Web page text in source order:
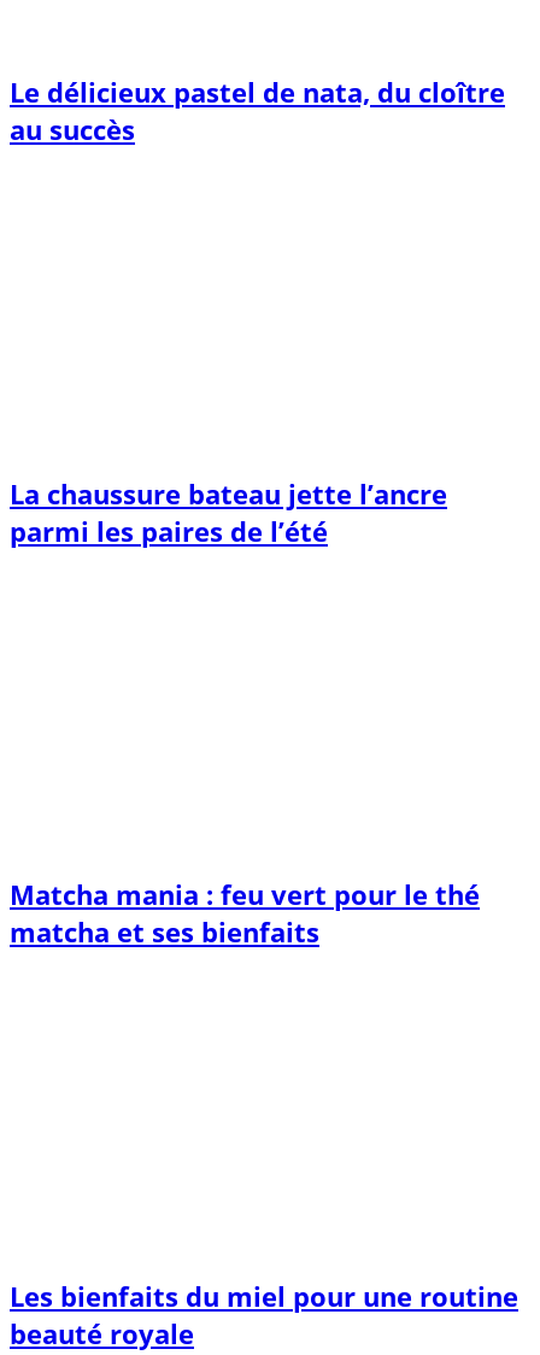
Le délicieux pastel de nata, du cloître
au succès
La chaussure bateau jette l’ancre
parmi les paires de l’été
Matcha mania : feu vert pour le thé
matcha et ses bienfaits
Les bienfaits du miel pour une routine
beauté royale